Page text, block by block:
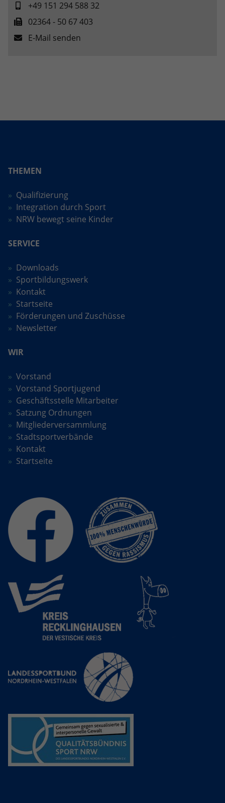
+49 151 294 588 32
02364 - 50 67 403
E-Mail senden
THEMEN
Qualifizierung
Integration durch Sport
NRW bewegt seine Kinder
SERVICE
Downloads
Sportbildungswerk
Kontakt
Startseite
Förderungen und Zuschüsse
Newsletter
WIR
Vorstand
Vorstand Sportjugend
Geschäftsstelle Mitarbeiter
Satzung Ordnungen
Mitgliederversammlung
Stadtsportverbände
Kontakt
Startseite